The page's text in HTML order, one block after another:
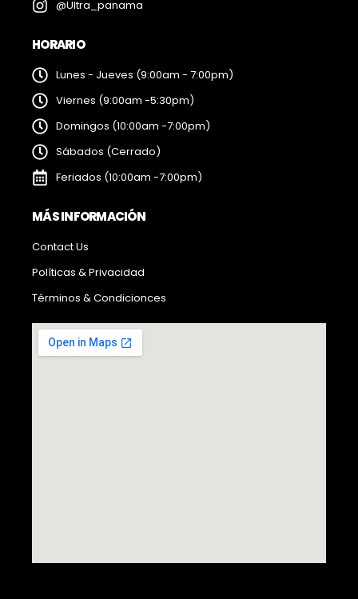
@Ultra_panama
HORARIO
Lunes - Jueves (9:00am - 7:00pm)
Viernes (9:00am -5:30pm)
Domingos (10:00am -7:00pm)
Sábados (Cerrado)
Feriados (10:00am -7:00pm)
MÁS INFORMACIÓN
Contact Us
Políticas & Privacidad
Términos & Condicionces